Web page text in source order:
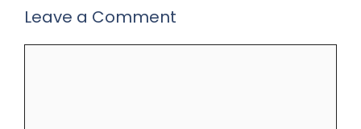
Leave a Comment